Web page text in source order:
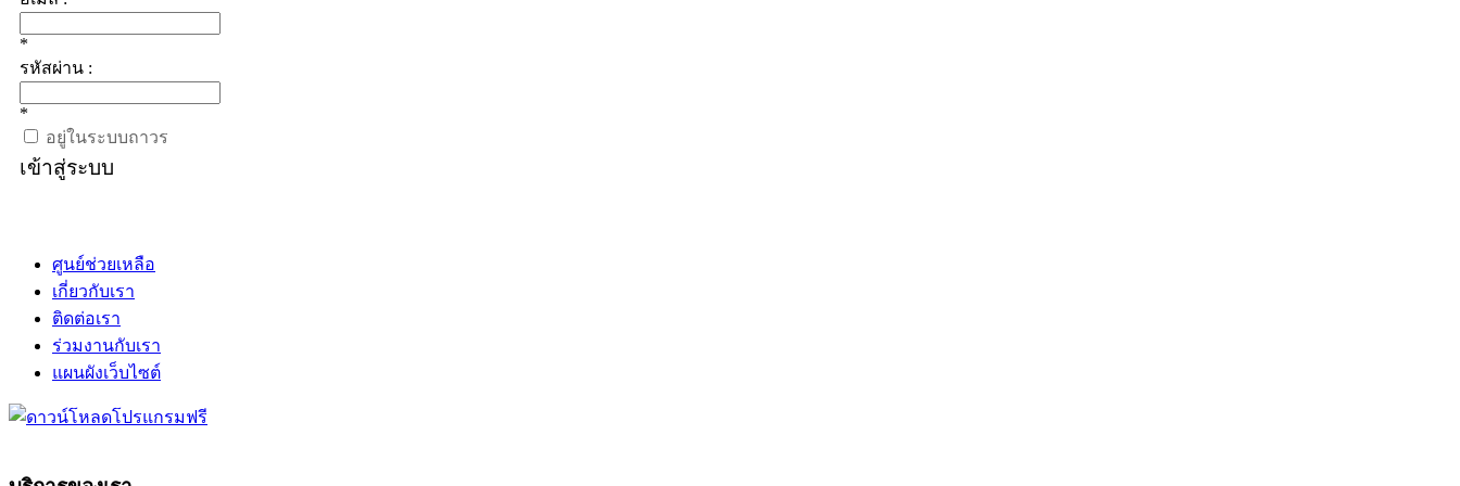
*
รหัสผ่าน :
*
อยู่ในระบบถาวร
เข้าสู่ระบบ
ศูนย์ช่วยเหลือ
เกี่ยวกับเรา
ติดต่อเรา
ร่วมงานกับเรา
แผนผังเว็บไซต์